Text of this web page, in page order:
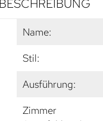
Name:
Stil:
Ausführung:
Zimmer